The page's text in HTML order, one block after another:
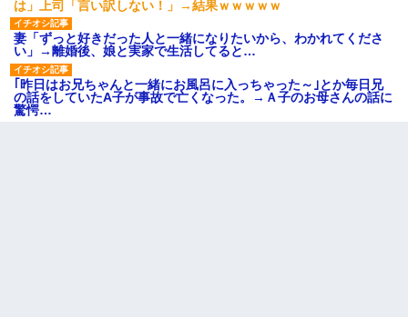
は」上司「言い訳しない！」→結果ｗｗｗｗｗ
妻「ずっと好きだった人と一緒になりたいから、わかれてくださ
い」→離婚後、娘と実家で生活してると…
｢昨日はお兄ちゃんと一緒にお風呂に入っちゃった～｣とか毎日兄
の話をしていたA子が事故で亡くなった。→Ａ子のお母さんの話に
驚愕…